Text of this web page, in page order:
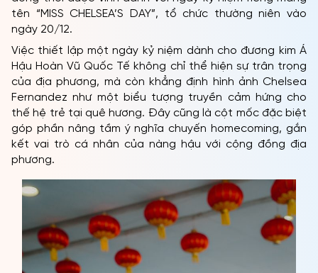
tên “MISS CHELSEA’S DAY”, tổ chức thường niên vào
ngày 20/12.
Việc thiết lập một ngày kỷ niệm dành cho đương kim Á
Hậu Hoàn Vũ Quốc Tế không chỉ thể hiện sự trân trọng
của địa phương, mà còn khẳng định hình ảnh Chelsea
Fernandez như một biểu tượng truyền cảm hứng cho
thế hệ trẻ tại quê hương. Đây cũng là cột mốc đặc biệt
góp phần nâng tầm ý nghĩa chuyến homecoming, gắn
kết vai trò cá nhân của nàng hậu với cộng đồng địa
phương.